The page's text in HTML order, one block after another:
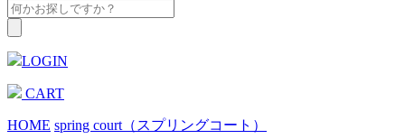
LOGIN
CART
HOME spring court（スプリングコート）